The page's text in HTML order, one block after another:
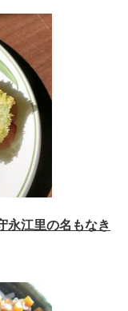
永江里の名もなき